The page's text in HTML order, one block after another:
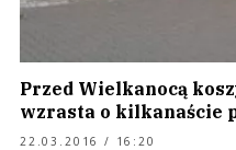
Przed Wielkanocą
wzrasta o kilkanaście
22.03.2016 / 16:20